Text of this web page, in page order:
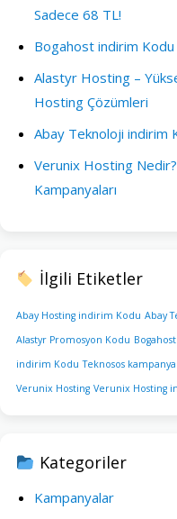
Sadece 68 TL!
Bogahost indirim Kodu
Alastyr Hosting –
Hosting Çözümleri
Abay Teknoloji indirim
Verunix Hosting
Kampanyaları
İlgili Etiketler
Abay Hosting indirim Kodu Abay
Alastyr Promosyon Kodu
indirim Kodu Teknosos kampanya
Verunix Hosting Verunix Hosting
Kategoriler
Kampanyalar